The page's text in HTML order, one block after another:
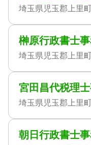
埼玉県児玉郡上里
榊原行政書士
埼玉県児玉郡上里
宮田昌代税理
埼玉県児玉郡上里
朝日行政書士